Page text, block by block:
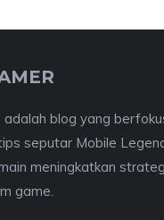
adalah blog yang
seputar Mobile
meningkatkan
game.